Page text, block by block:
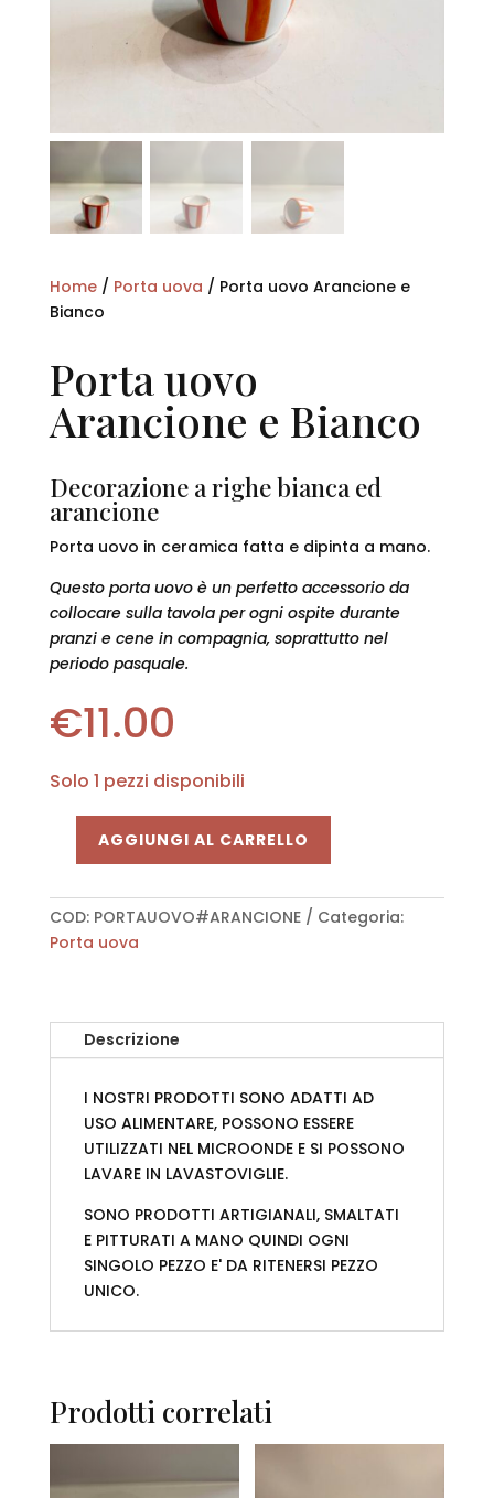
Home/ Porta uova / Porta uovo Arancione e
Bianco
Porta uovo
Arancione e Bianco
Decorazione a righe bianca ed
arancione
Porta uovo in ceramica fatta e dipinta a mano.
Questo porta uovo è un perfetto accessorio da
collocare sulla tavola per ogni ospite durante
pranzi e cene in compagnia, soprattutto nel
periodo pasquale.
€11.00
Solo 1 pezzi disponibili
Arancione
e
Bianco
AGGIUNGI AL CARRELLO
COD: PORTAUOVO#ARANCIONE
Categoria:
Porta uova
Descrizione
I NOSTRI PRODOTTI SONO ADATTI AD
USO ALIMENTARE, POSSONO ESSERE
UTILIZZATI NEL MICROONDE E SI POSSONO
LAVARE IN LAVASTOVIGLIE.
SONO PRODOTTI ARTIGIANALI, SMALTATI
E PITTURATI A MANO QUINDI OGNI
SINGOLO PEZZO E' DA RITENERSI PEZZO
UNICO.
Prodotti correlati